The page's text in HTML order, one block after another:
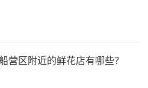
营区附近的鲜花店有哪些？